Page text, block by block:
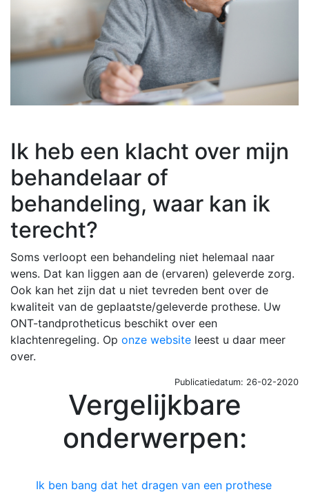
Ik heb een klacht over mijn
behandelaar of
behandeling, waar kan ik
terecht?
Soms verloopt een behandeling niet helemaal naar
wens. Dat kan liggen aan de (ervaren) geleverde zorg.
Ook kan het zijn dat u niet tevreden bent over de
kwaliteit van de geplaatste/geleverde prothese. Uw
ONT-tandprotheticus beschikt over een
klachtenregeling. Op onze website leest u daar meer
over.
Publicatiedatum: 26-02-2020
Vergelijkbare
onderwerpen:
Ik ben bang dat het dragen van een prothese